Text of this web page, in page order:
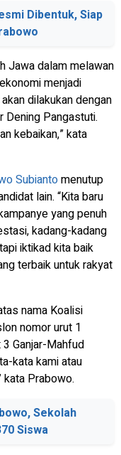
Dibentuk, Siap
Jawa dalam melawan
menjadi
dilakukan dengan
Dening Pangastuti.
kebaikan,” kata
Subiantomenutup
lain. “Kita baru
yang penuh
kadang-kadang
iktikad kita baik
terbaik untuk rakyat
nama Koalisi
nomor urut 1
Ganjar-Mahfud
kata kami atau
kata Prabowo.
Sekolah
Siswa